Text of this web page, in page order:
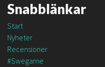
Snabblänkar
Start
Nyheter
Recensioner
#Swegame